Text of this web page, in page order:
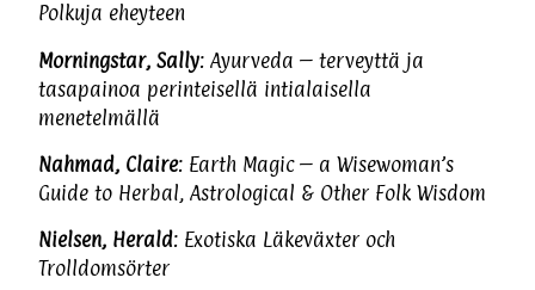
Polkuja eheyteen
Morningstar, Sally: Ayurveda – terveyttä ja
tasapainoa perinteisellä intialaisella
menetelmällä
Nahmad, Claire: Earth Magic – a Wisewoman’s
Guide to Herbal, Astrological & Other Folk Wisdom
Nielsen, Herald: Exotiska Läkeväxter och
Trolldomsörter